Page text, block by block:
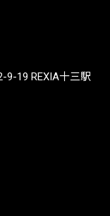
9-19 REXIA十三駅